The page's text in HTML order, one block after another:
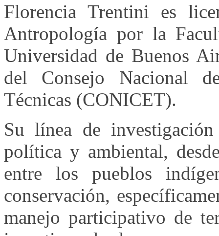
Florencia Trentini es
Antropología por la
Universidad de Buenos
del Consejo Nacional
Técnicas (CONICET).
Su línea de
política y ambiental,
entre los pueblos
conservación,
manejo participativo de